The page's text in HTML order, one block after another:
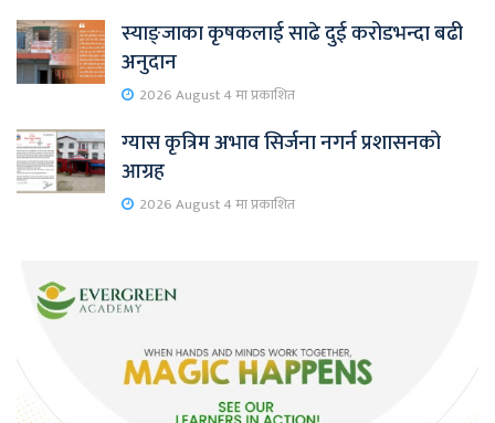
स्याङ्जाका कृषकलाई साढे दुई करोडभन्दा बढी
अनुदान
2026 August 4 मा प्रकाशित
ग्यास कृत्रिम अभाव सिर्जना नगर्न प्रशासनको
आग्रह
2026 August 4 मा प्रकाशित